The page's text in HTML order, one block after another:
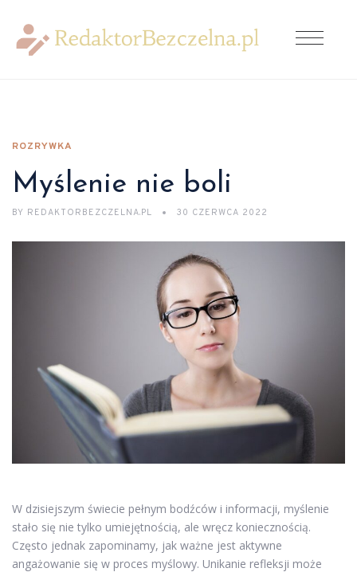
ROZRYWKA
Myślenie nie boli
BY REDAKTORBEZCZELNA.PL 30 CZERWCA 2022
W dzisiejszym świecie pełnym bodźców i informacji, myślenie
stało się nie tylko umiejętnością, ale wręcz koniecznością.
Często jednak zapominamy, jak ważne jest aktywne
angażowanie się w proces myślowy. Unikanie refleksji może